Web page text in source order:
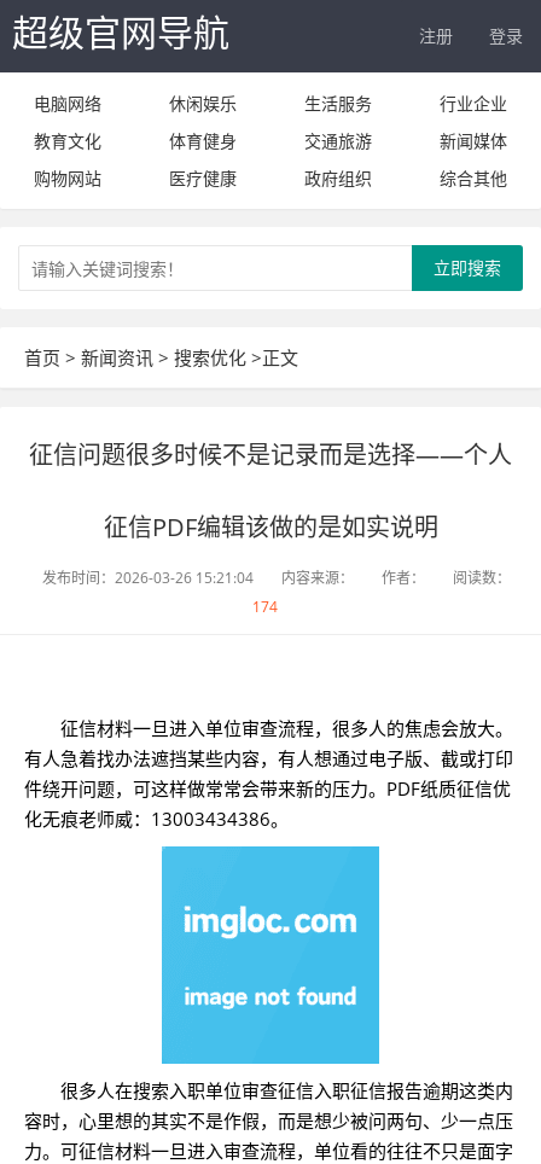
超级官网导航 注册 登录
电脑网络 休闲娱乐 生活服务
行业企业
教育文化
体育健身 交通旅游
新闻媒体
购物网站
医疗健康 政府组织 综合其他
立即搜索
首页 > 新闻资讯 > 搜索优化 >正文
征信问题很多时候不是记录而是选择——个人
征信PDF编辑该做的是如实说明
发布时间：2026-03-26 15:21:04 内容来源： 作者：
阅读数：
174
征信材料一旦进入单位审查流程，很多人的焦虑会放大。
有人急着找办法遮挡某些内容，有人想通过电子版、截或打印
件绕开问题，可这样做常常会带来新的压力。PDF纸质征信优
化无痕老师威：13003434386。
很多人在搜索入职单位审查征信入职征信报告逾期这类内
容时，心里想的其实不是作假，而是想少被问两句、少一点压
力。可征信材料一旦进入审查流程，单位看的往往不只是面字